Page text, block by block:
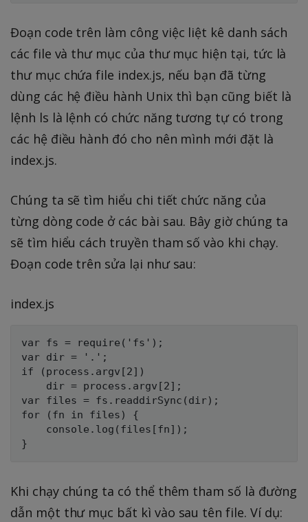
Đoạn code trên làm công việc liệt kê danh sách
các file và thư mục của thư mục hiện tại, tức là
thư mục chứa file index.js, nếu bạn đã từng
dùng các hệ điều hành Unix thì bạn cũng biết là
lệnh ls là lệnh có chức năng tương tự có trong
các hệ điều hành đó cho nên mình mới đặt là
index.js.
Chúng ta sẽ tìm hiểu chi tiết chức năng của
từng dòng code ở các bài sau. Bây giờ chúng ta
sẽ tìm hiểu cách truyền tham số vào khi chạy.
Đoạn code trên sửa lại như sau:
index.js
var fs = require('fs');
var dir = '.';
if (process.argv[2])
    dir = process.argv[2];
var files = fs.readdirSync(dir);
for (fn in files) {
    console.log(files[fn]);
Khi chạy chúng ta có thể thêm tham số là đường
dẫn một thư mục bất kì vào sau tên file. Ví dụ: